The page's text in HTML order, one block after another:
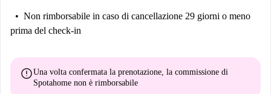
Non rimborsabile in caso di cancellazione 29 giorni o meno
prima del check-in
errorUna volta confermata la prenotazione, la commissione di
Spotahome non è rimborsabile